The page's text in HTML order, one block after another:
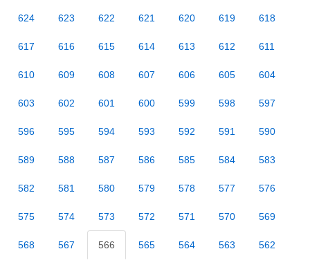
624 623 622 621 620 619 618
617 616 615 614 613 612 611
610 609 608 607 606 605 604
603 602 601 600 599 598 597
596 595 594 593 592 591 590
589 588 587 586 585 584 583
582 581 580 579 578 577 576
575 574 573 572 571 570 569
568 567 566 565 564 563 562